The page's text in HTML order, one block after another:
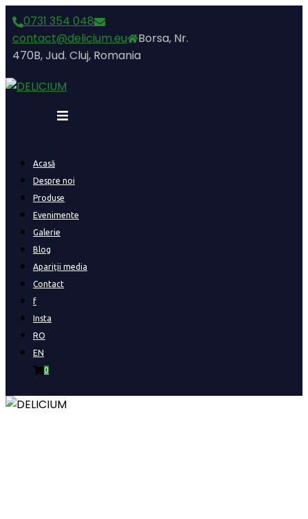
Skip
to
content
0731 354 048
contact@delicium.eu
Borsa, Nr.
470B, Jud. Cluj, Romania
Acasă
Despre noi
Produse
Evenimente
Galerie
Blog
Apariții media
Contact
f
Insta
RO
EN
0